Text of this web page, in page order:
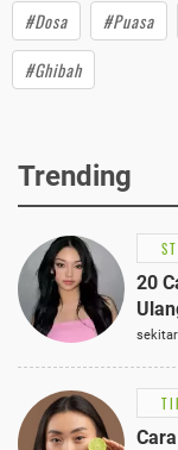
#Dosa #Puasa
#Ghibah
Trending
20